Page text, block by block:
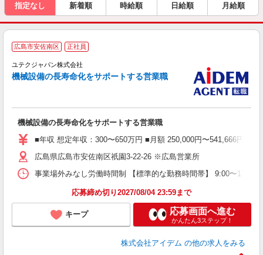
指定なし 新着順 時給順 日給順 月給順
広島市安佐南区 正社員
ユテクジャパン株式会社
機械設備の長寿命化をサポートする営業職
機械設備の長寿命化をサポートする営業職
■年収 想定年収：300〜650万円 ■月額 250,000円〜541,666円（
広島県広島市安佐南区祇園3-22-26 ※広島営業所
事業場外みなし労働時間制 【標準的な勤務時間帯】 9:00〜
応募締め切り2027/08/04 23:59まで
キープ 応募画面へ進む
かんたん3ステップ！
株式会社アイデム の他の求人をみる